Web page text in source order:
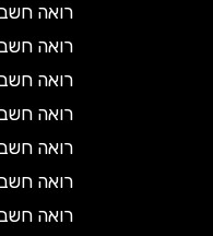
רואה חשבון
רואה חשבון
רואה חשבון
רואה חשבון
רואה חשבון
רואה חשבון
רואה חשבון